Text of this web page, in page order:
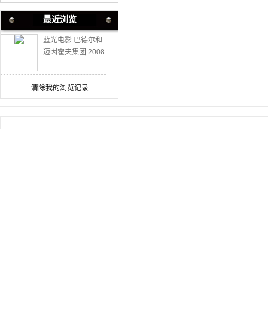
最近浏览
蓝光电影 巴德尔和
迈因霍夫集团 2008
清除我的浏览记录